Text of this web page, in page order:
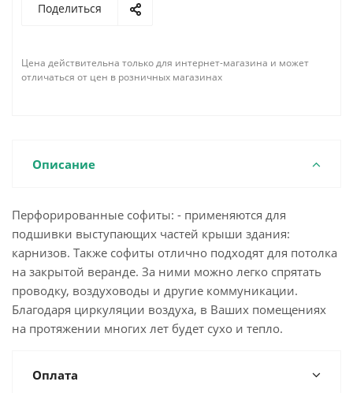
Поделиться
Цена действительна только для интернет-магазина и может
отличаться от цен в розничных магазинах
Описание
Перфорированные софиты: - применяются для
подшивки выступающих частей крыши здания:
карнизов. Также софиты отлично подходят для потолка
на закрытой веранде. За ними можно легко спрятать
проводку, воздуховоды и другие коммуникации.
Благодаря циркуляции воздуха, в Ваших помещениях
на протяжении многих лет будет сухо и тепло.
Оплата